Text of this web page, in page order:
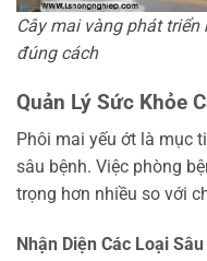
Cây mai vàng phát
đúng cách
Quản Lý Sức Khỏe
Phôi mai yếu ớt là mục
sâu bệnh. Việc phòng
trọng hơn nhiều so với
Nhận Diện Các Loại